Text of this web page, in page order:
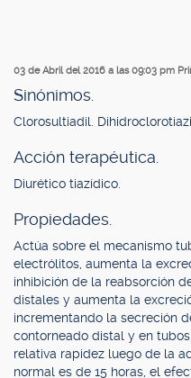
03 de Abril del 2016 a las 09:03 pm
Sinónimos.
Clorosultiadil.
Acción terapéutica.
Diurético tiazídico.
Propiedades.
Actúa sobre el mecanismo
electrólitos, aumenta la
inhibición de la reabsorción
distales y aumenta la
incrementando la secreción
contorneado distal y en
relativa rapidez luego de la
normal es de 15 horas, el